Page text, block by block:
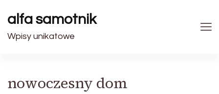
alfa samotnik
Wpisy unikatowe
nowoczesny dom